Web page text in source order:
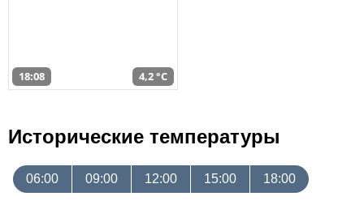
18:08 4,2 °C
Исторические температуры
06:00 09:00 12:00 15:00 18:00